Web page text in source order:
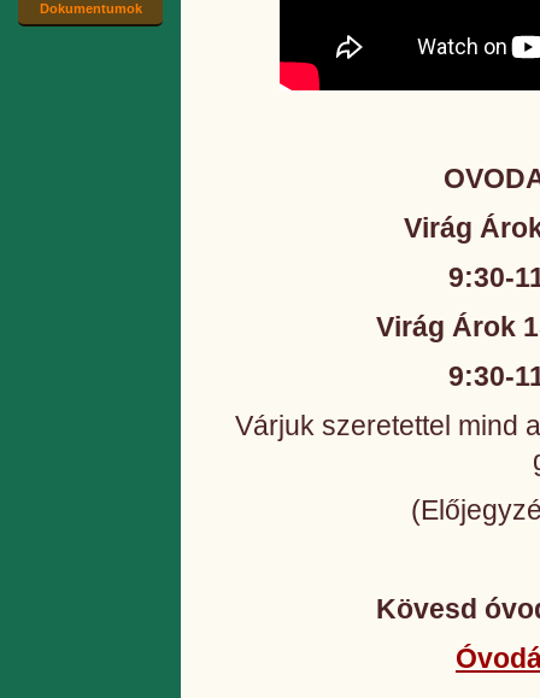
Virág
9:30-
Virág Árok
9:30-
Várjuk szeretettel mind
Kövesd
Dokumentumok